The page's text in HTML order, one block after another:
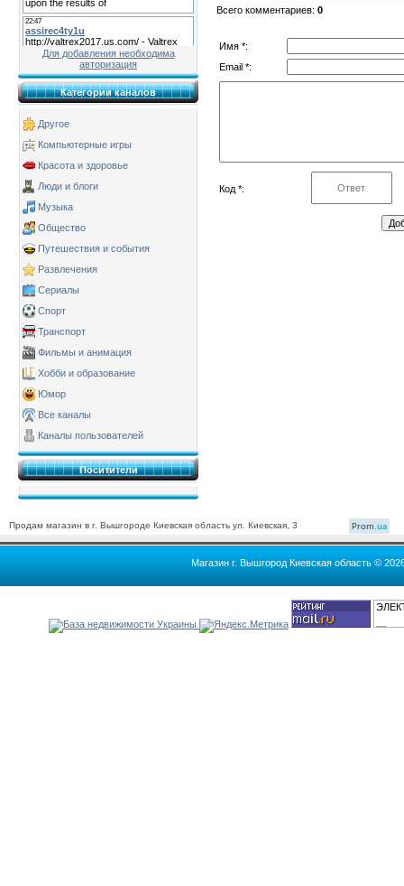
Для добавления необходима
авторизация
Категории каналов
Другое
Компьютерные игры
Красота и здоровье
Люди и блоги
Музыка
Общество
Путешествия и события
Развлечения
Сериалы
Спорт
Транспорт
Фильмы и анимация
Хобби и образование
Юмор
Все каналы
Каналы пользователей
Поситители
Всего комментариев: 0
Имя *:
Email *:
Код *:
Продам магазин в г. Вышгороде Киевская область ул. Киевская, 3 Prom.ua
Магазин г. Вышгород Киевская область ©